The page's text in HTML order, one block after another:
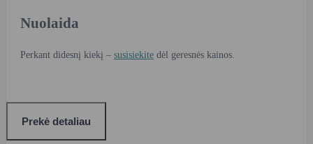
Nuolaida
Perkant didesnį kiekį – susisiekite dėl geresnės kainos.
Prekė detaliau